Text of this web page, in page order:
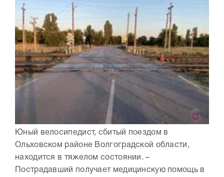
Юный велосипедист, сбитый поездом в
Ольховском районе Волгоградской области,
находится в тяжелом состоянии. –
Пострадавший получает медицинскую помощь в